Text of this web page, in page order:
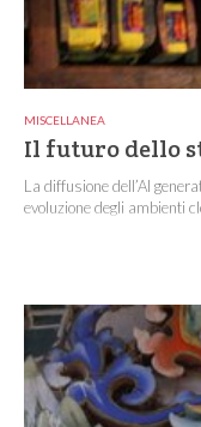
MISCELLANEA
Il futuro dello
La diffusione dell’AI
evoluzione degli ambienti